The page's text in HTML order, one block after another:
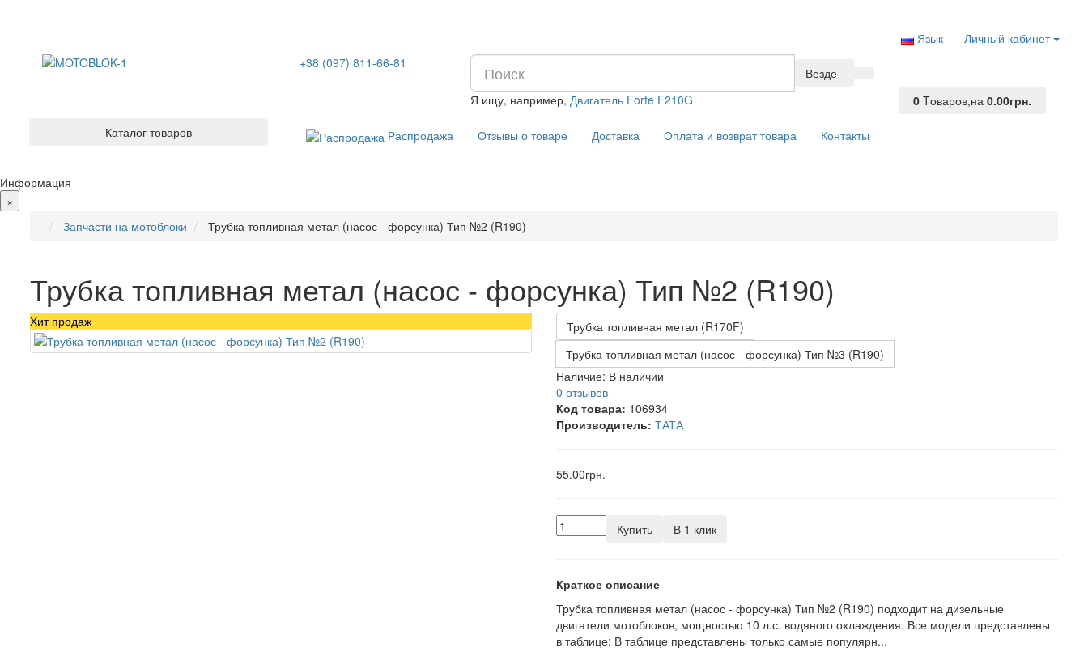
Личный кабинет
Язык
+38 (097) 811-66-81
Везде
Я ищу, например,Двигатель Forte F210G 0 Tоваров,на0.00грн.
Каталог товаров
Распродажа Отзывы о товаре Доставка Оплата и возврат товара Контакты
Информация
×
Запчасти на мотоблоки
Трубка топливная метал (насос - форсунка) Тип №2 (R190)
Трубка топливная метал (насос - форсунка) Тип №2 (R190)
Хит продаж
Трубка топливная метал (R170F)
Трубка топливная метал (насос - форсунка) Тип №3 (R190)
Наличие: В наличии
0 отзывов
Код товара: 106934
Производитель: ТАТА
55.00грн.
Купить В 1 клик
Краткое описание
Трубка топливная метал (насос - форсунка) Тип №2 (R190) подходит на дизельные
двигатели мотоблоков, мощностью 10 л.с. водяного охлаждения. Все модели представлены
в таблице: В таблице представлены только самые популярн...